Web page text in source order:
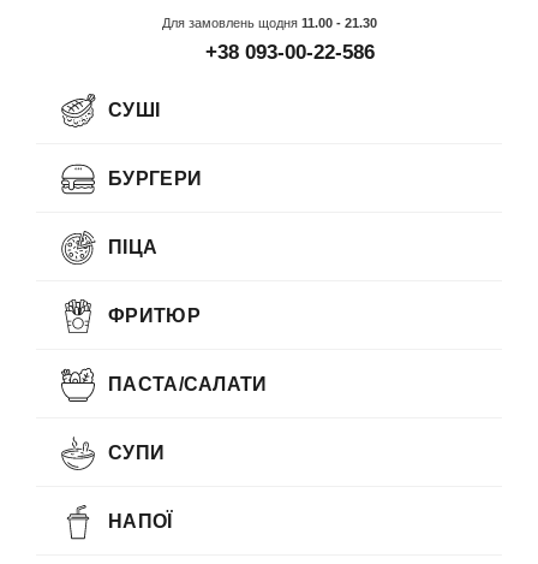
Для замовлень щодня 11.00 - 21.30
+38 093-00-22-586
СУШІ
БУРГЕРИ
ПІЦА
ФРИТЮР
ПАСТА/САЛАТИ
СУПИ
НАПОЇ